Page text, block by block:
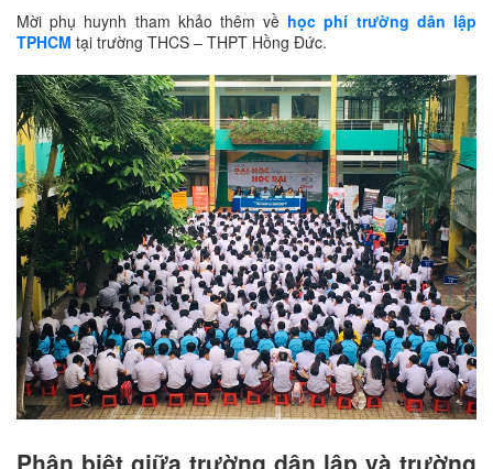
Mời phụ huynh tham khảo thêm về học phí trường dân lập
TPHCM tại trường THCS – THPT Hồng Đức.
Phân biệt giữa trường dân lập và trường